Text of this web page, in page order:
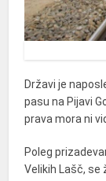
Državi je
pasu na Pijavi
prava mora ni
Poleg
Velikih Lašč, se